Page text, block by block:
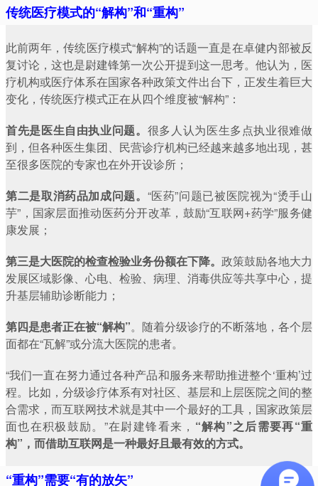
传统医疗模式的“解构”和“重构”
此前两年，传统医疗模式“解构”的话题一直是在卓健内部被反
复讨论，这也是尉建锋第一次公开提到这一思考。他认为，医
疗机构或医疗体系在国家各种政策文件出台下，正发生着巨大
变化，传统医疗模式正在从四个维度被“解构”：
首先是医生自由执业问题。 很多人认为医生多点执业很难做
到，但各种医生集团、民营诊疗机构已经越来越多地出现，甚
至很多医院的专家也在外开设诊所；
第二是取消药品加成问题。 “医药”问题已被医院视为“烫手山
芋”，国家层面推动医药分开改革，鼓励“互联网+药学”服务健
康发展；
第三是大医院的检查检验业务份额在下降。 政策鼓励各地大力
发展区域影像、心电、检验、病理、消毒供应等共享中心，提
升基层辅助诊断能力；
第四是患者正在被“解构”。随着分级诊疗的不断落地，各个层
面都在“瓦解”或分流大医院的患者。
“我们一直在努力通过各种产品和服务来帮助推进整个‘重构’过
程。比如，分级诊疗体系有对社区、基层和上层医院之间的整
合需求，而互联网技术就是其中一个最好的工具，国家政策层
面也在积极鼓励。”在尉建锋看来， “解构”之后需要再“重
构”，而借助互联网是一种最好且最有效的方式。
“重构”需要“有的放矢”